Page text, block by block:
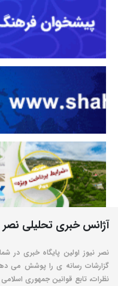
آژانس خبری تحلیلی نصر
نصر نیوز اولین پایگاه خبری
گزارشات رسانه ی را پوشش می
نظرات، تابع قوانین جمهوری